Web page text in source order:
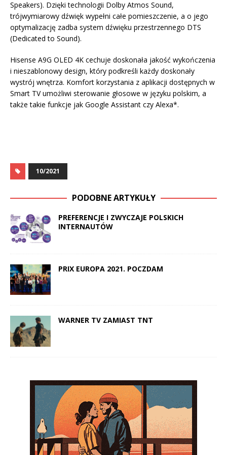
Speakers). Dzięki technologii Dolby Atmos Sound,
trójwymiarowy dźwięk wypełni całe pomieszczenie, a o jego
optymalizację zadba system dźwięku przestrzennego DTS
(Dedicated to Sound).
Hisense A9G OLED 4K cechuje doskonała jakość wykończenia
i nieszablonowy design, który podkreśli każdy doskonały
wystrój wnętrza. Komfort korzystania z aplikacji dostępnych w
Smart TV umożliwi sterowanie głosowe w języku polskim, a
także takie funkcje jak Google Assistant czy Alexa*.
10/2021
PODOBNE ARTYKUŁY
PREFERENCJE I ZWYCZAJE POLSKICH
INTERNAUTÓW
PRIX EUROPA 2021. POCZDAM
WARNER TV ZAMIAST TNT